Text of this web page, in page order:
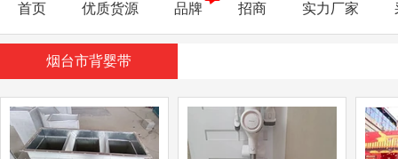
首页 优质货源 品牌 招商 实力厂家
烟台市背婴带